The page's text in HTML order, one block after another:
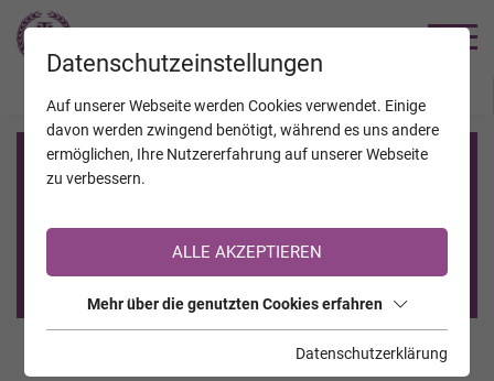
Registrierung auf TrauerHilfe.it
Sie sind noch nicht auf TrauerHilfe.it registriert?
>> zur kostenlosen Registrierung <<
Datenschutzeinstellungen
Auf unserer Webseite werden Cookies verwendet. Einige
davon werden zwingend benötigt, während es uns andere
ermöglichen, Ihre Nutzererfahrung auf unserer Webseite
zu verbessern.
ALLE AKZEPTIEREN
Mehr über die genutzten Cookies erfahren
Datenschutzerklärung
JAHRESTAGE KALENDER VERSTORBENE